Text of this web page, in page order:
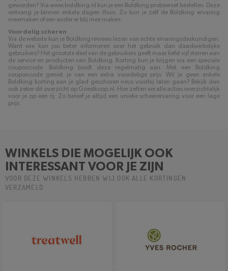
geworden? Via www.boldking.nl kun je een Boldking probeerset bestellen. Deze
ontvang je binnen enkele dagen thuis. Zo kun je zelf de Boldking ervaring
meemaken of een ander er blij mee maken.
Voordelig scheren
Via de website kun je Boldking reviews lezen van echte ervaringsdeskundigen.
Want wie kan jou beter informeren over het gebruik dan daadwerkelijke
gebruikers? Het grootste deel van de gebruikers geeft maar liefst vijf sterren aan
de service en producten van Boldking. Korting kun je krijgen via een speciale
couponcode. Boldking biedt deze regelmatig aan. Met een Boldking
couponcode geniet je van een extra voordelige prijs. Wil je geen enkele
Boldking korting aan je glad geschoren neus voorbij laten gaan? Bekijk dan
ook zeker dit overzicht op Goedkoop.nl. Hier zetten we alle acties overzichtelijk
voor je op een rij. Zo beleef je altijd een unieke scheerervaring voor een lage
prijs.
WINKELS DIE MOGELIJK OOK
INTERESSANT VOOR JE ZIJN
VOOR DEZE WINKELS HEBBEN WIJ OOK ALLE KORTINGEN
VERZAMELD